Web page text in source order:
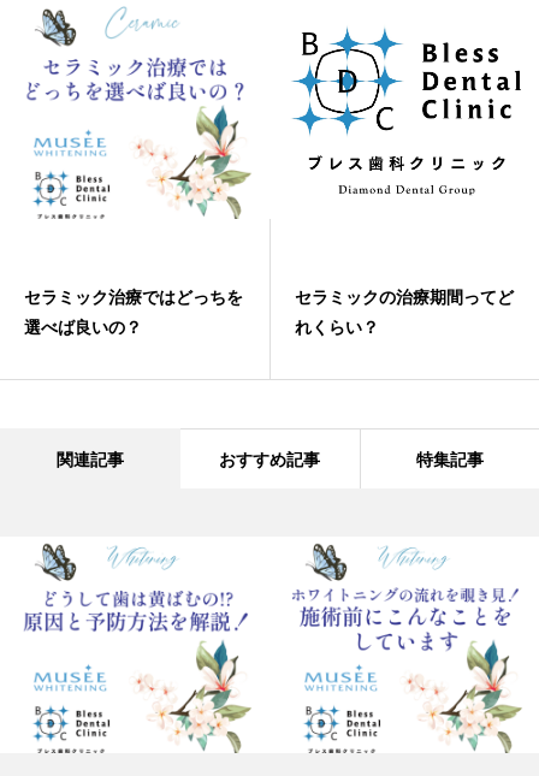
セラミック治療ではどっちを
選べば良いの？
セラミックの治療期間ってど
れくらい？
関連記事 おすすめ記事 特集記事